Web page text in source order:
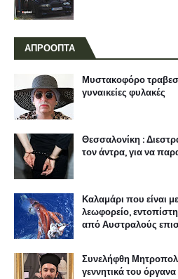
ΑΠΡΟΟΠΤΑ
Μυστακοφόρο
γυναικείες φυλακές
Θεσσαλονίκη :
τον άντρα, για να
Καλαμάρι που είναι
λεωφορείο,
από Αυστραλούς
Συνελήφθη
γεννητικά του